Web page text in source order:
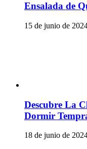
Ensalada de
15 de junio de
Descubre La
Dormir
18 de junio de